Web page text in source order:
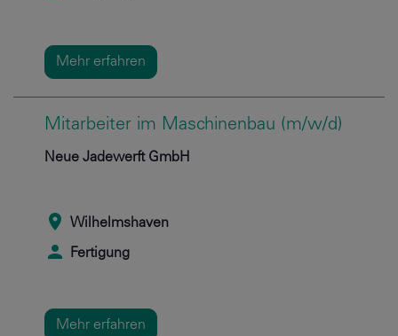
Mehr erfahren
Mitarbeiter im Maschinenbau (m/w/d)
Neue Jadewerft GmbH
Wilhelmshaven
Fertigung
Mehr erfahren